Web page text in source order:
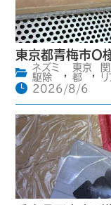
東京都青梅市O
ネズミ
駆除
,
東京
都
,
2026/8/6